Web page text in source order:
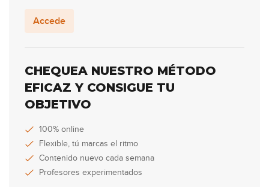
Accede
CHEQUEA NUESTRO MÉTODO
EFICAZ Y CONSIGUE TU
OBJETIVO
100% online
Flexible, tú marcas el ritmo
Contenido nuevo cada semana
Profesores experimentados